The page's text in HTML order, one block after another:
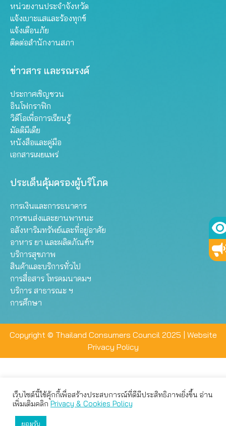
หน่วยงานประจำจังหวัด
แจ้งเบาะแสและร้องทุกข์
แจ้งเตือนภัย
ติดต่อสำนักงานสภา
ข่าวสาร และรณรงค์
ประกาศเชิญชวน
อินโฟกราฟิก
วิดีโอเพื่อการเรียนรู้
มัลติมีเดีย
หนังสือและคู่มือ
เอกสารเผยแพร่
ประเด็นคุ้มครองผู้บริโภค
การเงินและการธนาคาร
การขนส่งและยานพาหนะ
อสังหาริมทรัพย์และที่อยู่อาศัย
อาหาร ยา และผลิตภัณฑ์ฯ
บริการสุขภาพ
สินค้าและบริการทั่วไป
การสื่อสาร โทรคมนาคมฯ
บริการ สาธารณะ ฯ
การศึกษา
Copyright © Thailand Consumers Council 2025 | Website
Privacy Policy
เว็บไซต์นี้ใช้คุ้กกี้เพื่อสร้างประสบการณ์ที่ดีมีประสิทธิภาพยิ่งขึ้น อ่าน
เพิ่มเติมคลิกPrivacy & Cookies Policy
ยอมรับ
เว็บไซต์นี้ใช้คุกกี้เพื่อมอบประสบการณ์การใช้งานที่ดีให้แก่ท่าน คุณ
สามารถเลือกตั้งค่าความเป็นส่วนตัวได้